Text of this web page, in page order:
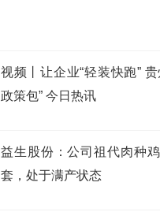
视频丨让企业“轻装快跑”
政策包” 今日热讯
益生股份：公司祖代肉种
套，处于满产状态